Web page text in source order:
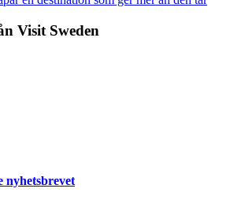
Visit Sweden
nyhetsbrevet